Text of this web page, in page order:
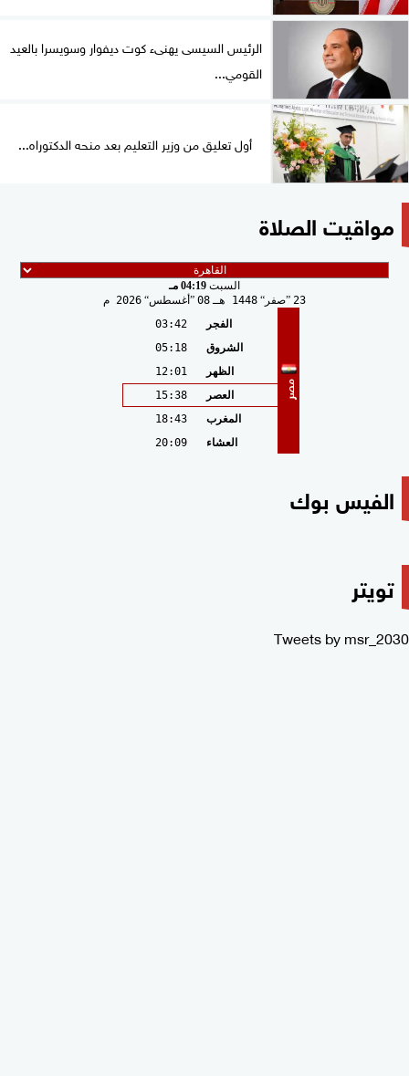
الرئيس السيسى يهنىء كوت ديفوار وسويسرا بالعيد
القومي...
أول تعليق من وزير التعليم بعد منحه الدكتوراه...
مواقيت الصلاة
السبت 04:19 مـ
23
صفر 1448 هـ 08 أغسطس 2026 م
مصر
الفجر
03:42
الشروق
05:18
الظهر
12:01
العصر
15:38
المغرب
18:43
العشاء
20:09
الفيس بوك
تويتر
Tweets by msr_2030